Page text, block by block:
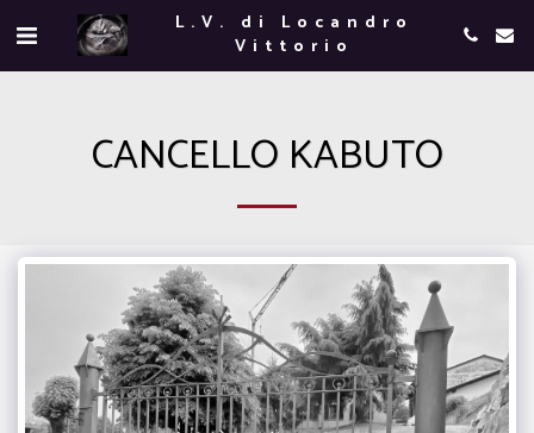
L.V. di Locandro
Vittorio
CANCELLO KABUTO